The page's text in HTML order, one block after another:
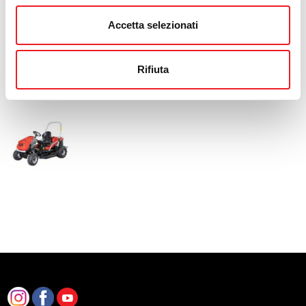
Accetta selezionati
Rifiuta
Delantera
PESO